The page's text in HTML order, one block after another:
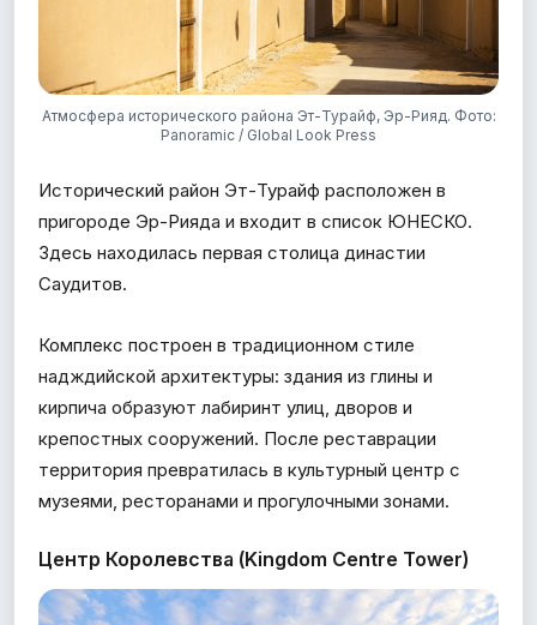
Атмосфера исторического района Эт-Турайф, Эр-Рияд. Фото:
Panoramic / Global Look Press
Исторический район Эт-Турайф расположен в
пригороде Эр-Рияда и входит в список ЮНЕСКО.
Здесь находилась первая столица династии
Саудитов.
Комплекс построен в традиционном стиле
надждийской архитектуры: здания из глины и
кирпича образуют лабиринт улиц, дворов и
крепостных сооружений. После реставрации
территория превратилась в культурный центр с
музеями, ресторанами и прогулочными зонами.
Центр Королевства (Kingdom Centre Tower)